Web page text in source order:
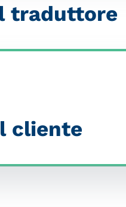
traduttore
cliente